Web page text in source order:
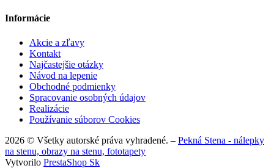
Informácie
Akcie a zľavy
Kontakt
Najčastejšie otázky
Návod na lepenie
Obchodné podmienky
Spracovanie osobných údajov
Realizácie
Používanie súborov Cookies
2026 © Všetky autorské práva vyhradené. – Pekná Stena - nálepky
na stenu, obrazy na stenu, fototapety
Vytvorilo PrestaShop Sk